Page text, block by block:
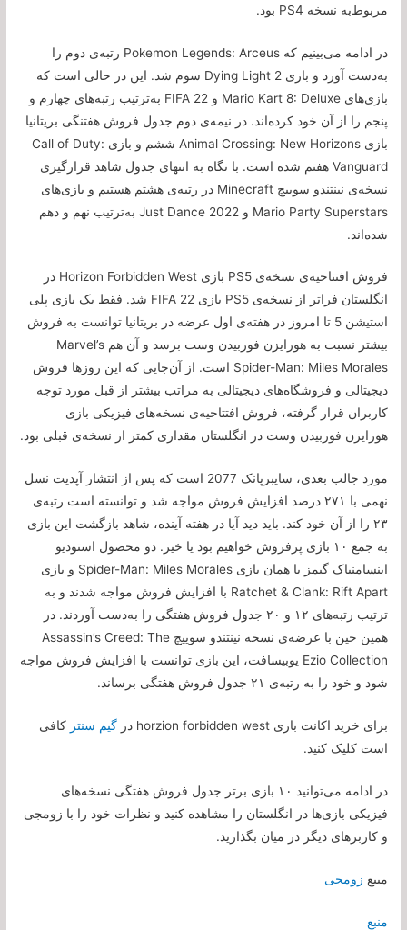
مربوط‌به نسخه PS4 بود.
در ادامه می‌بینیم که Pokemon Legends: Arceus رتبه‌ی دوم را
به‌دست آورد و بازی Dying Light 2 سوم شد. این در حالی است که
بازی‌های Mario Kart 8: Deluxe و FIFA 22 به‌ترتیب رتبه‌های چهارم و
پنجم را از آن خود کرده‌اند. در نیمه‌ی دوم جدول فروش هفتنگی بریتانیا
بازی Animal Crossing: New Horizons ششم و بازی Call of Duty:
Vanguard هفتم شده است. با نگاه به انتهای جدول شاهد قرارگیری
نسخه‌ی نینتندو سوییچ Minecraft در رتبه‌ی هشتم هستیم و بازی‌های
Mario Party Superstars و Just Dance 2022 به‌ترتیب نهم و دهم
شده‌اند.
فروش افتتاحیه‌ی نسخه‌ی PS5 بازی Horizon Forbidden West در
انگلستان فراتر از نسخه‌ی PS5 بازی FIFA 22 شد. فقط یک بازی پلی
استیشن 5 تا امروز در هفته‌ی اول عرضه در بریتانیا توانست به فروش
بیشتر نسبت به هورایزن فوربیدن وست برسد و آن هم Marvel’s
Spider-Man: Miles Morales است. از آن‌جایی که این روزها فروش
دیجیتالی و فروشگاه‌های دیجیتالی به مراتب بیشتر از قبل مورد توجه
کاربران قرار گرفته، فروش افتتاحیه‌ی نسخه‌های فیزیکی بازی
هورایزن فوربیدن وست در انگلستان مقداری کمتر از نسخه‌ی قبلی بود.
مورد جالب بعدی، سایبرپانک 2077 است که پس از انتشار آپدیت نسل
نهمی با ۲۷۱ درصد افزایش فروش مواجه شد و توانسته است رتبه‌ی
۲۳ را از‌ آن خود کند. باید دید آیا در هفته آینده، شاهد بازگشت این بازی
به جمع ۱۰ بازی پرفروش خواهیم بود یا خیر. دو محصول استودیو
اینسامنیاک گیمز یا همان بازی Spider-Man: Miles Morales و بازی
Ratchet & Clank: Rift Apart با افزایش فروش مواجه شدند و به
ترتیب رتبه‌های ۱۲ و ۲۰ جدول فروش هفتگی را به‌دست آوردند. در
همین حین با عرضه‌ی نسخه نینتندو سوییچ Assassin’s Creed: The
Ezio Collection یوبیسافت، این بازی توانست با افزایش فروش مواجه
شود و خود را به رتبه‌ی ۲۱ جدول فروش هفتگی برساند.
برای خرید اکانت بازی horzion forbidden west در گیم سنتر کافی
است کلیک کنید.
در ادامه می‌توانید ۱۰ بازی برتر جدول فروش هفتگی نسخه‌های
فیزیکی بازی‌ها در انگلستان را مشاهده کنید و نظرات خود را با زومجی
و کاربرهای دیگر در میان بگذارید.
مببع زومجی
منبع